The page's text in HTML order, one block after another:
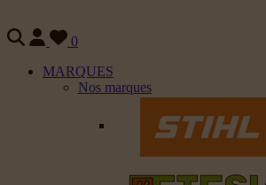
0
MARQUES
Nos marques